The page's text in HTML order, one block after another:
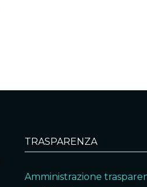
TRASPARENZA
Amministrazione